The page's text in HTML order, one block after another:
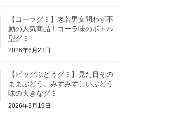
【コーラグミ】老若男女問わず不
動の人気商品！コーラ味のボトル
型グミ
2026年6月23日
【ビッグぶどうグミ】見た目その
ままぶどう。みずみずしいぶどう
味の大きなグミ
2026年3月19日